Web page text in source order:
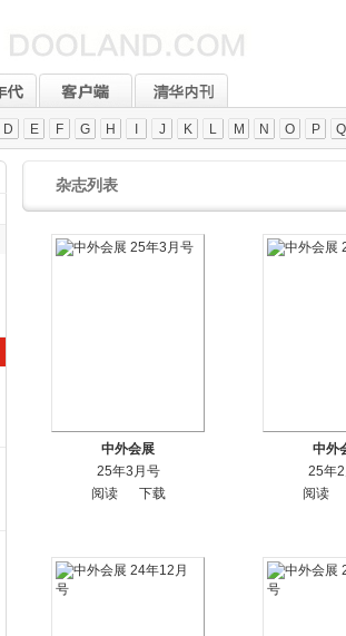
D E F G H J K L M N O P Q
杂志列表
中外会展
25年3月号
阅读
下载
中外
25年
阅读